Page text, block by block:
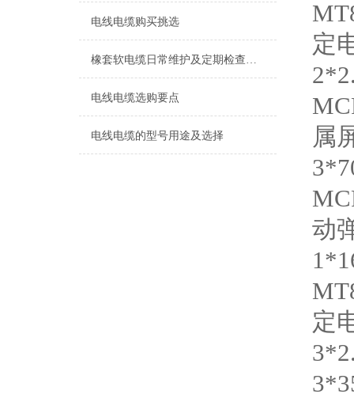
电线电缆购买挑选
橡套软电缆日常维护及定期检查故障
电线电缆选购要点
电线电缆的型号用途及选择
定
属
动
定